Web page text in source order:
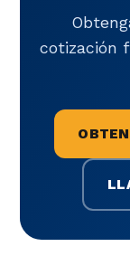
cotización